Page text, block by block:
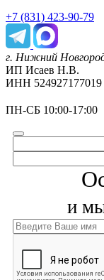
+7 (831) 423-90-79
г. Нижний
ИП Исаев Н.В.
ИНН
ПН-СБ 10:00-17:00
и